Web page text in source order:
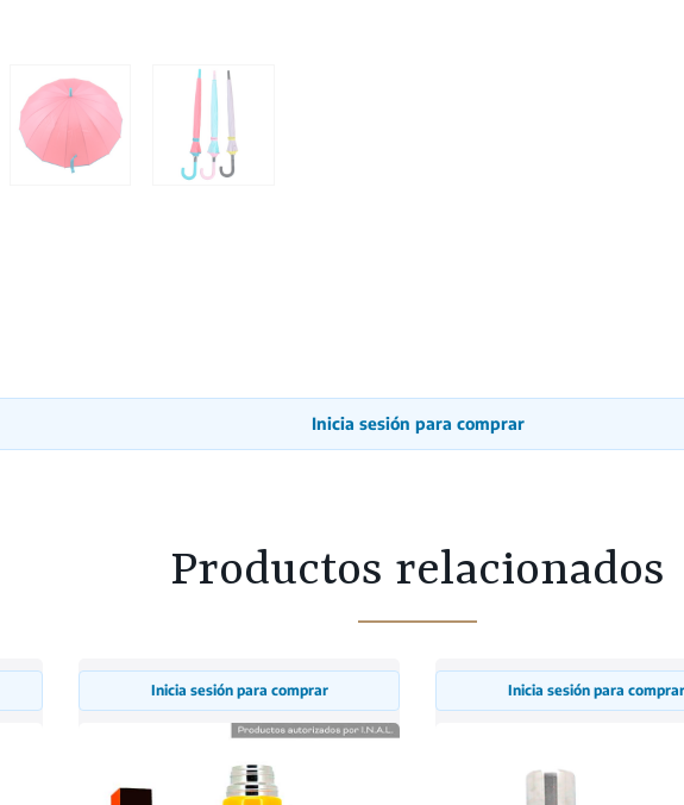
Inicia sesión para comprar
Productos relacionados
Inicia sesión para comprar Inicia sesión para comprar